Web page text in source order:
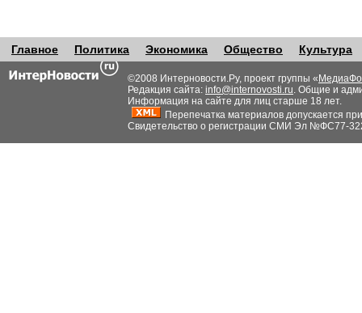
Главное Политика Экономика Общество Культура
©2008 Интерновости.Ру, проект группы «
Редакция сайта: info@internovosti.ru. Общие и
Информация на сайте для лиц старше 18 лет.
Перепечатка материалов допускается
Свидетельство о регистрации СМИ Эл №ФС77-